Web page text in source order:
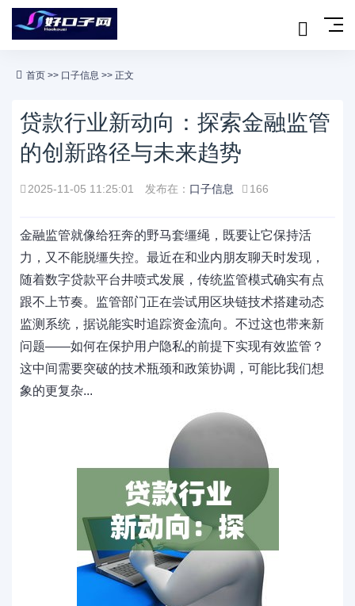
首页 >> 口子信息 >> 正文
贷款行业新动向：探索金融监管
的创新路径与未来趋势
2025-11-05 11:25:01 发布在： 口子信息 166
金融监管就像给狂奔的野马套缰绳，既要让它保持活
力，又不能脱缰失控。最近在和业内朋友聊天时发现，
随着数字贷款平台井喷式发展，传统监管模式确实有点
跟不上节奏。监管部门正在尝试用区块链技术搭建动态
监测系统，据说能实时追踪资金流向。不过这也带来新
问题——如何在保护用户隐私的前提下实现有效监管？
这中间需要突破的技术瓶颈和政策协调，可能比我们想
象的更复杂...